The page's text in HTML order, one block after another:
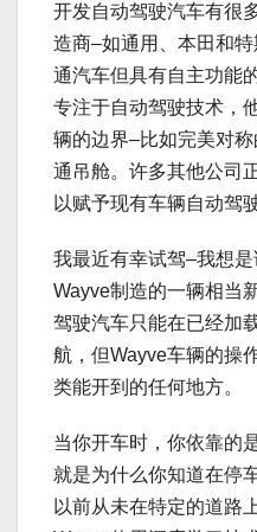
开发自动驾驶汽车有很
造商–如通用、本田和
通汽车但具有自主功能
专注于自动驾驶技术，
辆的边界–比如完美对
通吊舱。许多其他公司
以赋予现有车辆自动驾
我最近有幸试驾–我想
Wayve制造的一辆相当
驾驶汽车只能在已经加
航，但Wayve车辆的操
类能开到的任何地方。
当你开车时，你依靠的
就是为什么你知道在停
以前从未在特定的道路